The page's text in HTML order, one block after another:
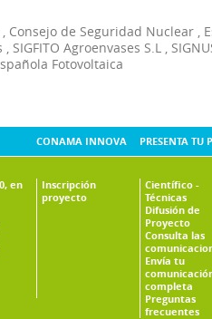
, Consejo de Seguridad Nuclear ,
, SIGFITO Agroenvases S.L ,
Fotovoltaica
en
CONAMA INNOVA
Inscripción
proyecto
PRESENTA TU
Científico -
Técnicas
Difusión de
Proyecto
Consulta las
Envía tu
completa
Preguntas
frecuentes